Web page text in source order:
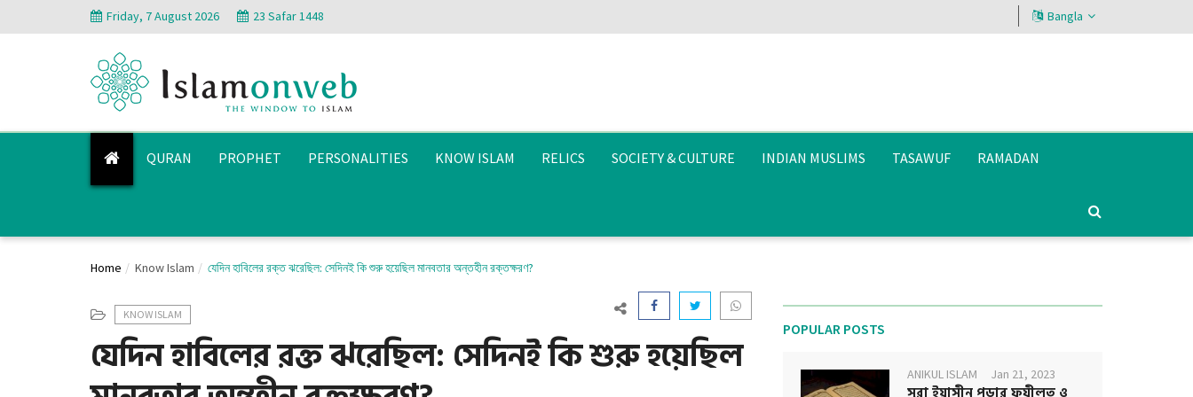
Friday, 7 August 2026 23 Safar 1448 Bangla
QURAN PROPHET PERSONALITIES KNOW ISLAM RELICS SOCIETY & CULTURE INDIAN MUSLIMS TASAWUF RAMADAN
Home Know Islam যেদিন হাবিলের রক্ত ঝরেছিল: সেদিনই কি শুরু হয়েছিল মানবতার অন্তহীন রক্তক্ষরণ?
KNOW ISLAM
যেদিন হাবিলের রক্ত ঝরেছিল: সেদিনই কি শুরু হয়েছিল
POPULAR POSTS
ANIKUL ISLAM Jan 21, 2023